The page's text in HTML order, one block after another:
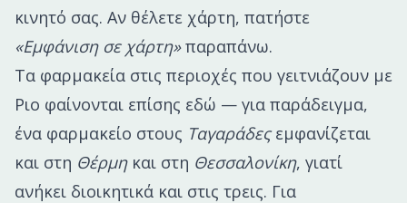
κινητό σας. Αν θέλετε χάρτη, πατήστε
«Εμφάνιση σε χάρτη»παραπάνω.
Τα φαρμακεία στις περιοχές που γειτνιάζουν με
Ριο φαίνονται επίσης εδώ — για παράδειγμα,
ένα φαρμακείο στους Ταγαράδεςεμφανίζεται
και στη Θέρμηκαι στη Θεσσαλονίκη, γιατί
ανήκει διοικητικά και στις τρεις. Για